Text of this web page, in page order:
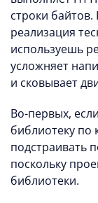
строки
реализация
используешь
усложняет
и сковывает
Во-первых,
библиотеку по
подстраивать
поскольку
библиотеки.